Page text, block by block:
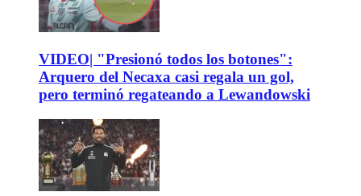
VIDEO| "Presionó todos los botones":
Arquero del Necaxa casi regala un gol,
pero terminó regateando a Lewandowski